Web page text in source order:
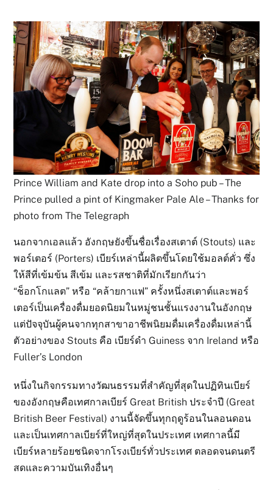
Prince William and Kate drop into a Soho pub – The
Prince pulled a pint of Kingmaker Pale Ale – Thanks for
photo from The Telegraph
นอกจากเอลแล้ว อังกฤษยังขึ้นชื่อเรื่องสเตาต์ (Stouts) และ
พอร์เตอร์ (Porters) เบียร์เหล่านี้ผลิตขึ้นโดยใช้มอลต์คั่ว ซึ่ง
ให้สีที่เข้มข้น สีเข้ม และรสชาติที่มักเรียกกันว่า
“ช็อกโกแลต” หรือ “คล้ายกาแฟ” ครั้งหนึ่งสเตาต์และพอร์
เตอร์เป็นเครื่องดื่มยอดนิยมในหมู่ชนชั้นแรงงานในอังกฤษ
แต่ปัจจุบันผู้คนจากทุกสาขาอาชีพนิยมดื่มเครื่องดื่มเหล่านี้
ตัวอย่างของ Stouts คือ เบียร์ดำ Guiness จาก Ireland หรือ
Fuller’s London
หนึ่งในกิจกรรมทางวัฒนธรรมที่สำคัญที่สุดในปฏิทินเบียร์
ของอังกฤษคือเทศกาลเบียร์ Great British ประจำปี (Great
British Beer Festival) งานนี้จัดขึ้นทุกฤดูร้อนในลอนดอน
และเป็นเทศกาลเบียร์ที่ใหญ่ที่สุดในประเทศ เทศกาลนี้มี
เบียร์หลายร้อยชนิดจากโรงเบียร์ทั่วประเทศ ตลอดจนดนตรี
สดและความบันเทิงอื่นๆ